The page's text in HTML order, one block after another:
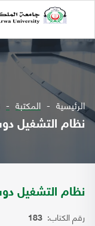
الرئيسية المكتبة
نظام التشغيل
نظام التشغيل
رقم الكتاب: 183